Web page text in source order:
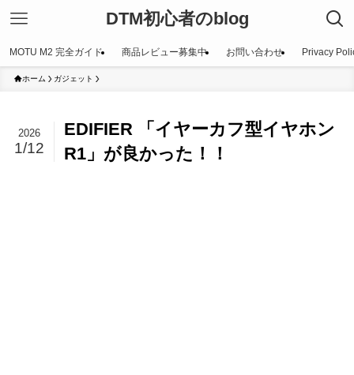
DTM初心者のblog
MOTU M2 完全ガイド 商品レビュー募集中 お問い合わせ Privacy
ホーム ガジェット
EDIFIER 「イヤーカフ型イヤホン
R1」が良かった！！
2026
1/12